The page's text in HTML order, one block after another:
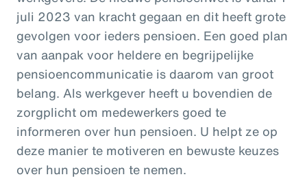
juli 2023 van kracht gegaan en dit heeft grote
gevolgen voor ieders pensioen. Een goed plan
van aanpak voor heldere en begrijpelijke
pensioencommunicatie is daarom van groot
belang. Als werkgever heeft u bovendien de
zorgplicht om medewerkers goed te
informeren over hun pensioen. U helpt ze op
deze manier te motiveren en bewuste keuzes
over hun pensioen te nemen.